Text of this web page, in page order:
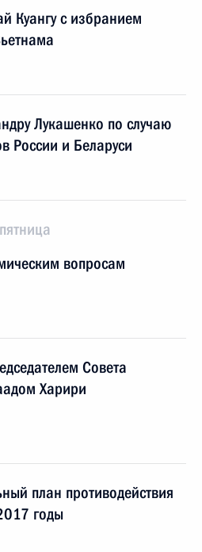
Куангу с избранием
Лукашенко по случаю
России и Беларуси
вопросам
Совета
Харири
план противодействия
годы